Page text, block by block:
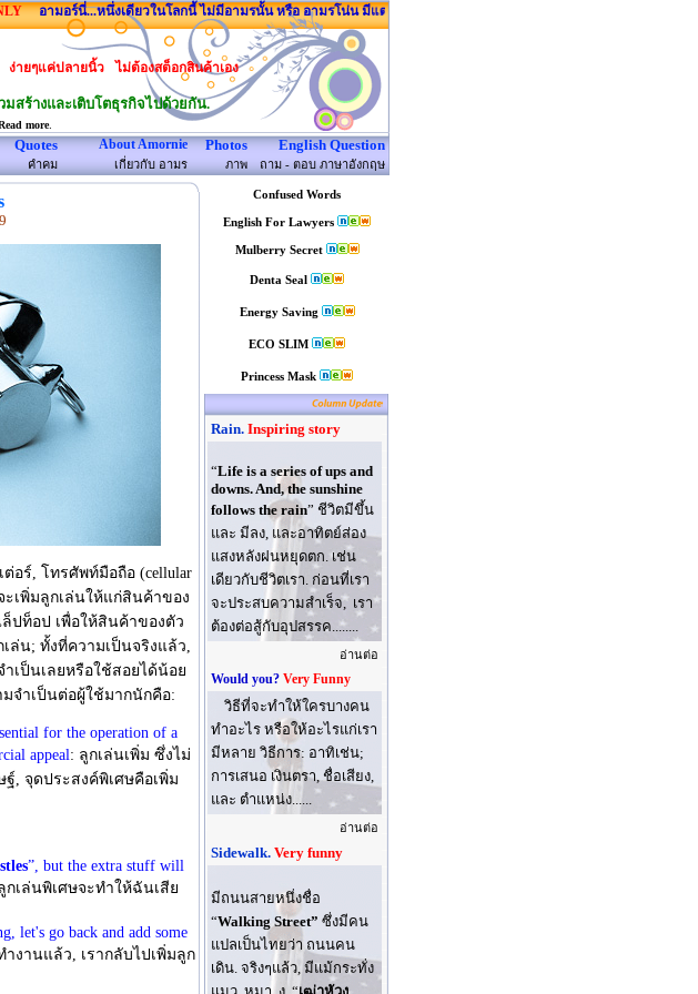
อามอร์นี่...หนึ่งเดียวในโลกนี้ ไม่มีอามรนั้น หรือ อามรโน่น มีแต่อามอร์นี่
ง่ายๆแค่ปลายนิ้ว ไม่ต้องสต็อกสินค้าเอง
สร้างและเติบโตธุรกิจไปด้วยกัน.
more.
Quotes About Amornie Photos English Question
คําคม เกี่ยวกับ อามร ภาพ ถาม - ตอบ ภาษาอังกฤษ
อร์, โทรศัพท์มือถือ (cellular
จะเพิ่มลูกเล่นให้แก่สินค้าของ
ปท็อป เพื่อให้สินค้าของตัว
ล่น; ทั้งที่ความเป็นจริงแล้ว,
ำเป็นเลยหรือใช้สอยได้น้อย
จำเป็นต่อผู้ใช้มากนักคือ:
for the operation of a
appeal: ลูกเล่นเพิ่ม ซึ่งไม่
, จุดประสงค์พิเศษคือเพิ่ม
”, but the extra stuff will
เล่นพิเศษจะทำให้ฉันเสีย
let's go back and add some
งานแล้ว, เรากลับไปเพิ่มลูก
Confused Words
English For Lawyers
Mulberry Secret
Denta Seal
Energy Saving
ECO SLIM
Princess Mask
Rain. Inspiring story
“Life is a series of ups and
downs. And, the sunshine
follows the rain” ชีวิตมีขึ้น
และ มีลง, และอาทิตย์ส่อง
แสงหลังฝนหยุดตก. เช่น
เดียวกับชีวิตเรา. ก่อนที่เรา
จะประสบความสำเร็จ, เรา
ต้องต่อสู้กับอุปสรรค........
อ่านต่อ
Would you? Very Funny
วิธีที่จะทําให้ใครบางคน
ทําอะไร หรือให้อะไรแก่เรา
มีหลาย วิธีการ: อาทิเช่น;
การเสนอ เงินตรา, ชื่อเสียง,
และ ตําแหน่ง......
อ่านต่อ
Sidewalk. Very funny
มีถนนสายหนึ่งชื่อ
“Walking Street” ซึ่งมีคน
แปลเป็นไทยว่า ถนนคน
เดิน. จริงๆแล้ว, มีแม้กระทั่ง